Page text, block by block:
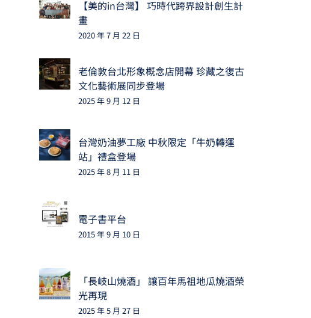
【美的in台灣】 巧時代跨界設計創生計
畫
2020 年 7 月 22 日
老倫敦台北形象概念店開幕 珍藏之復古
文化藝術展同步登場
2025 年 9 月 12 日
台灣奶油夢工廠 中秋限定「牛奶轉運
站」禮盒登場
2025 年 8 月 11 日
電子書平台
2015 年 9 月 10 日
「長岐山燒酒」 讓百年馬祖地瓜燒酒榮
光再現
2025 年 5 月 27 日